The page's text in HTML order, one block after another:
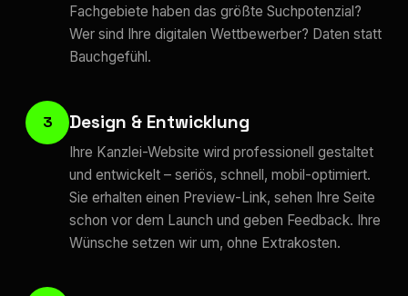
Fachgebiete haben das größte Suchpotenzial?
Wer sind Ihre digitalen Wettbewerber? Daten statt
Bauchgefühl.
3 Design & Entwicklung
Ihre Kanzlei-Website wird professionell gestaltet
und entwickelt – seriös, schnell, mobil-optimiert.
Sie erhalten einen Preview-Link, sehen Ihre Seite
schon vor dem Launch und geben Feedback. Ihre
Wünsche setzen wir um, ohne Extrakosten.